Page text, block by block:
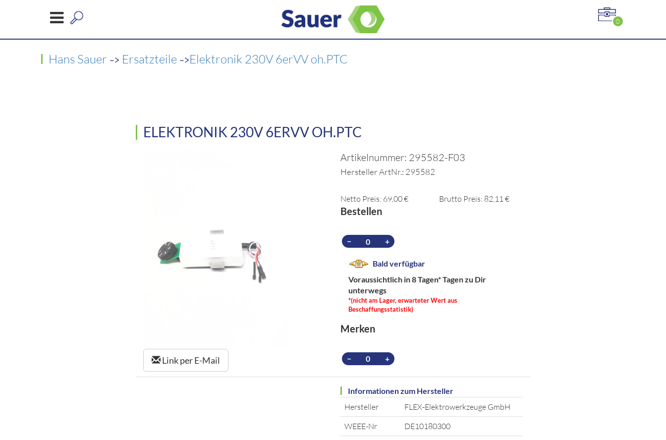
0
Hans Sauer -> Ersatzteile ->Elektronik 230V 6erVV oh.PTC
ELEKTRONIK 230V 6ERVV OH.PTC
Link per E-Mail
Artikelnummer: 295582-F03
Hersteller ArtNr.: 295582
Netto Preis: 69,00 € Brutto Preis: 82,11 €
Bestellen
− +
Bald verfügbar
Voraussichtlich in 8 Tagen*Tagen zu Dir
unterwegs
*(nicht am Lager, erwarteter Wert aus
Beschaffungsstatistik)
Merken
− +
Informationen zum Hersteller
Hersteller
FLEX-Elektrowerkzeuge GmbH
WEEE-Nr
DE10180300